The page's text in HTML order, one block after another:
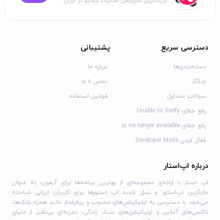
اپلیکیشن‌ها در اپ استار به صورت متناوب بروزرسانی می‌شوند؛
لذا توصیه می‌کنیم به‌صورت دوره‌ای به اپ‌استار سر زده و
کنم؟
Notifications را روشن کنید. سپس برای دریافت نوتیفیکیشن‌ها
به صورت لحظه‌ای، به قسمت تنظیمات نوتیفیکیشن برای
بازی‌های خاص رفته و آن را فعال کنید.
و کتابخوانی آیفون
دسترسی سریع
دسته‌بندی‌ها
وبلاگ
سوالات متداول
رفع خطای Unable to Verify
رفع خطای is no longer available
فعال کردن Developer Mode
پشتیبانی
درباره ما
تماس با ما
قوانین استفاده
درباره اپ‌استار
اپ استار با ارائه‌ی مجموعه‌ای از بهترین برنامه‌ها برای آیفون، به عنوان
جایگزین اپ‌استور و نسل جدید اپ استورها برای کاربران ایرانی شناخته
می‌شود. با دسترسی به اپلیکیشن‌های محبوب و پرطرفدار مانند همراه بانک‌ها،
تاکسی‌های آنلاین و اپلیکیشن‌های سبک زندگی، تجربه‌ای بی‌نظیر از دنیای